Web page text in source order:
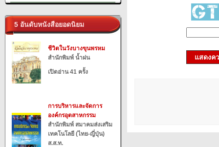
5 อันดับหนังสือยอดนิยม
ชีวิตในวังบางขุนพรหม
สำนักพิมพ์ น้ำฝน
เปิดอ่าน 41 ครั้ง
การบริหารและจัดการ
องค์กรอุตสาหกรรม
สำนักพิมพ์ สมาคมส่งเสริม
เทคโนโลยี (ไทย-ญี่ปุ่น)
ส.ส.ท.
แสดงค